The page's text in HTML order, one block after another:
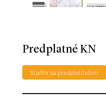
Predplatné KN
Staňte sa predplatiteľom